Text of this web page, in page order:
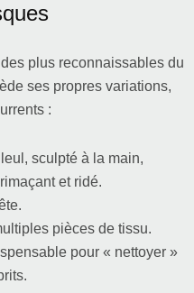
plus reconnaissables du
ses propres variations,
:
sculpté à la main,
et ridé.
pièces de tissu.
pour « nettoyer »